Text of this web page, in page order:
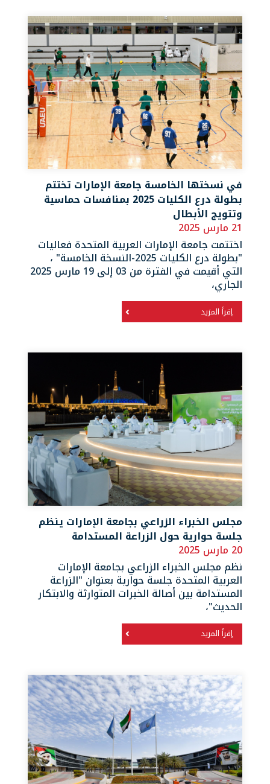
في نسختها الخامسة جامعة الإمارات تختتم
بطولة درع الكليات 2025 بمنافسات حماسية
وتتويج الأبطال
21 مارس 2025
اختتمت جامعة الإمارات العربية المتحدة فعاليات
"بطولة درع الكليات 2025-النسخة الخامسة" ،
التي أقيمت في الفترة من 03 إلى 19 مارس 2025
الجاري،
إقرأ المزيد
مجلس الخبراء الزراعي بجامعة الإمارات ينظم
جلسة حوارية حول الزراعة المستدامة
20 مارس 2025
نظم مجلس الخبراء الزراعي بجامعة الإمارات
العربية المتحدة جلسة حوارية بعنوان "الزراعة
المستدامة بين أصالة الخبرات المتوارثة والابتكار
الحديث"،
إقرأ المزيد